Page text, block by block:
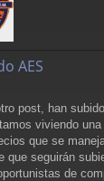
AES
post, han
viviendo
que se
que seguirán
de